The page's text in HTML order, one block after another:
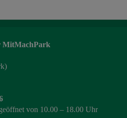
von 10.00 – 18.00 Uhr